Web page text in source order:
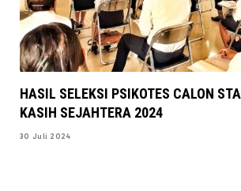
HASIL SELEKSI PSIKOTES CALON
KASIH SEJAHTERA 2024
30 Juli 2024